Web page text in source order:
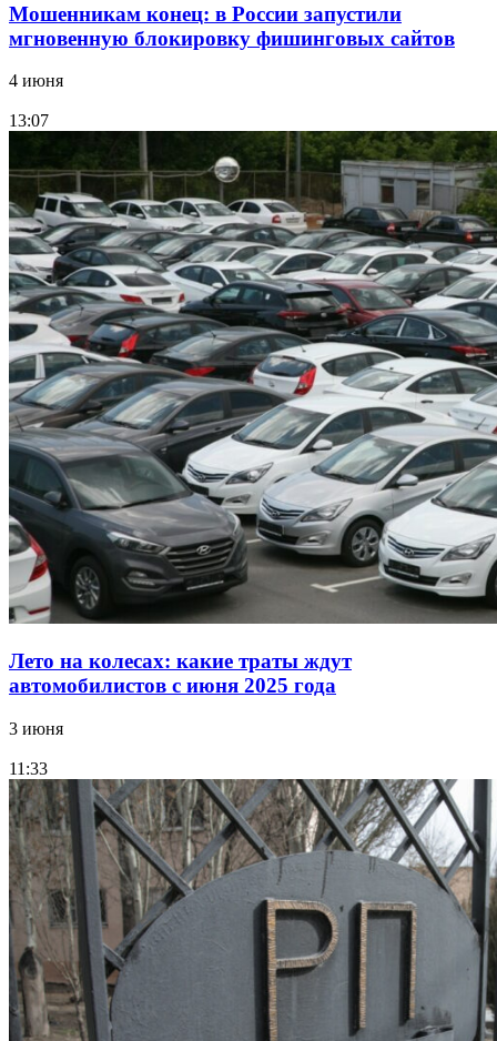
Мошенникам конец: в России запустили
мгновенную блокировку фишинговых сайтов
4 июня
13:07
Лето на колесах: какие траты ждут
автомобилистов с июня 2025 года
3 июня
11:33